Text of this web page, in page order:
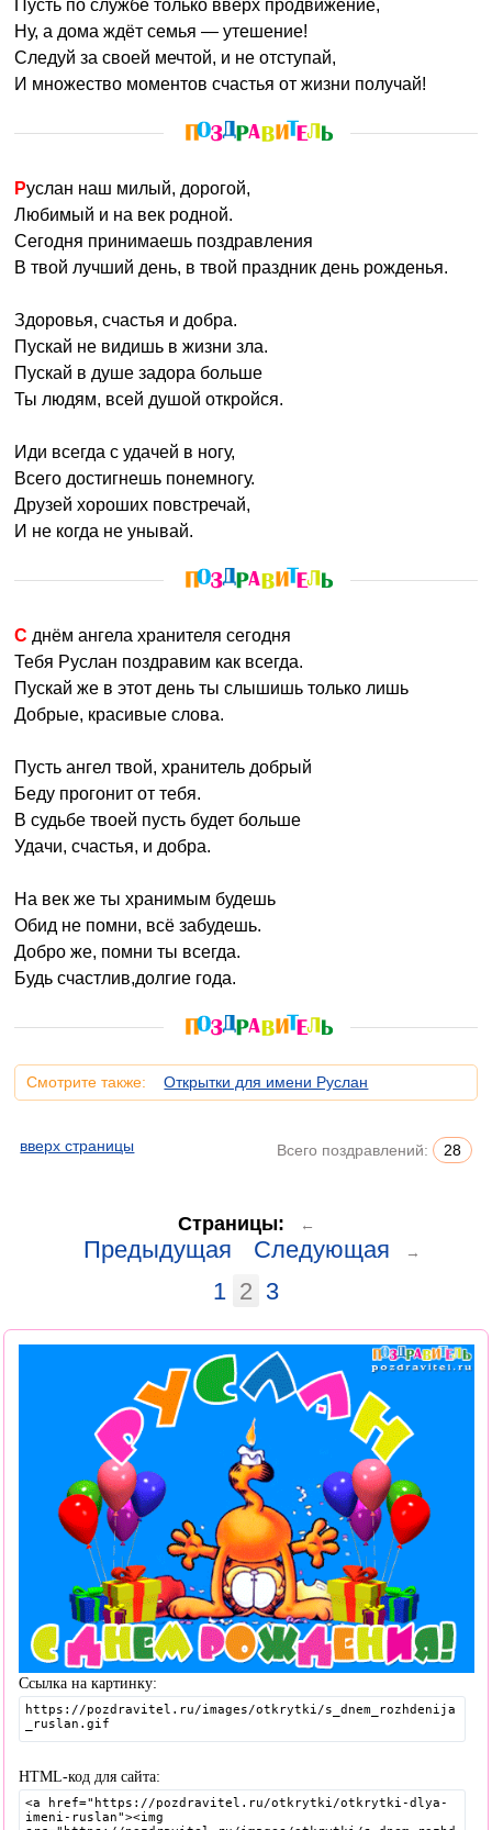
Пусть по службе только вверх продвижение,
Ну, а дома ждёт семья — утешение!
Следуй за своей мечтой, и не отступай,
И множество моментов счастья от жизни получай!
Руслан наш милый, дорогой,
Любимый и на век родной.
Сегодня принимаешь поздравления
В твой лучший день, в твой праздник день рожденья.
Здоровья, счастья и добра.
Пускай не видишь в жизни зла.
Пускай в душе задора больше
Ты людям, всей душой откройся.
Иди всегда с удачей в ногу,
Всего достигнешь понемногу.
Друзей хороших повстречай,
И не когда не унывай.
С днём ангела хранителя сегодня
Тебя Руслан поздравим как всегда.
Пускай же в этот день ты слышишь только лишь
Добрые, красивые слова.
Пусть ангел твой, хранитель добрый
Беду прогонит от тебя.
В судьбе твоей пусть будет больше
Удачи, счастья, и добра.
На век же ты хранимым будешь
Обид не помни, всё забудешь.
Добро же, помни ты всегда.
Будь счастлив,долгие года.
Смотрите также: Открытки для имени Руслан
вверх страницы Всего поздравлений: 28
Страницы: ←
Предыдущая Следующая →
1 2 3
Ссылка на картинку:
HTML-код для сайта: